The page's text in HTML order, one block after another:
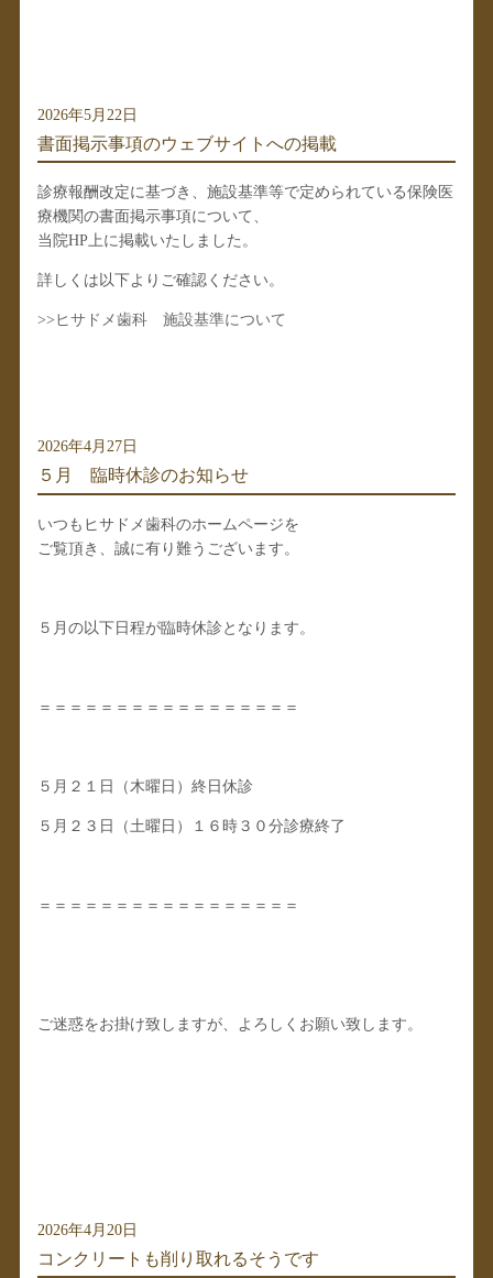
2026年5月22日
書面掲示事項のウェブサイトへの掲載
診療報酬改定に基づき、施設基準等で定められている保険医
療機関の書面掲示事項について、
当院HP上に掲載いたしました。
詳しくは以下よりご確認ください。
>> ヒサドメ歯科 施設基準について
2026年4月27日
５月 臨時休診のお知らせ
いつもヒサドメ歯科のホームページを
ご覧頂き、誠に有り難うございます。
５月の以下日程が臨時休診となります。
＝＝＝＝＝＝＝＝＝＝＝＝＝＝＝＝＝
５月２１日（木曜日）終日休診
５月２３日（土曜日）１６時３０分診療終了
＝＝＝＝＝＝＝＝＝＝＝＝＝＝＝＝＝
ご迷惑をお掛け致しますが、よろしくお願い致します。
2026年4月20日
コンクリートも削り取れるそうです